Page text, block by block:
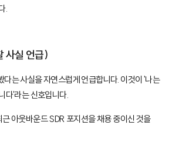
.
사실 언급)
다는 사실을 자연스럽게 언급합니다. 이것이 '나는
다'라는 신호입니다.
아웃바운드 SDR 포지션을 채용 중이신 것을